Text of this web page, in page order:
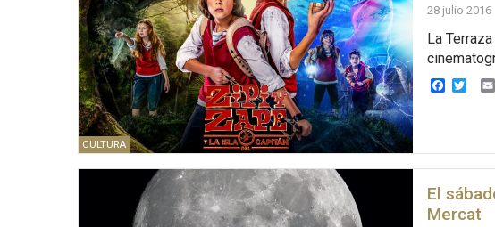
CULTURA
28 julio 2016
La
El
Mercat